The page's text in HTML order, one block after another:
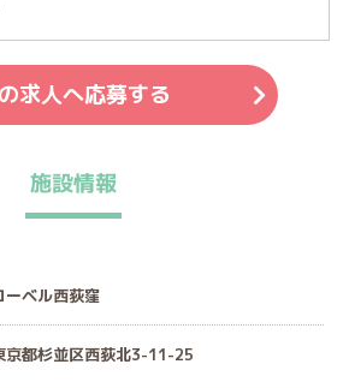
求人へ応募する
施設情報
ーベル西荻窪
京都杉並区西荻北3-11-25